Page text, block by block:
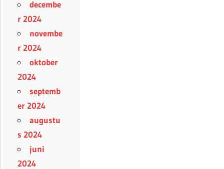
decembe
r 2024
novembe
r 2024
oktober
2024
septemb
er 2024
augustu
s 2024
juni
2024